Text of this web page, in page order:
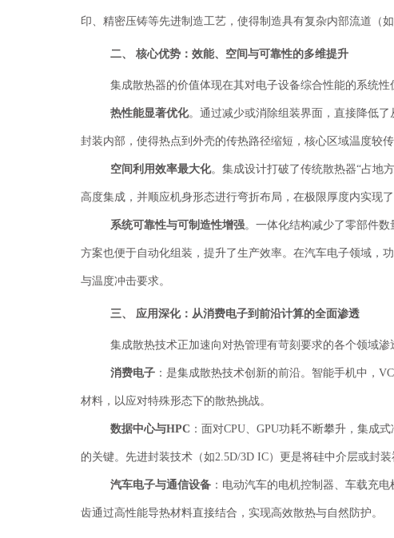
印、精密压铸等先进制造工艺，使得制造具有复杂内部流道（
二、 核心优势：效能、空间与可靠性的多维提升
集成散热器的价值体现在其对电子设备综合性能的系统性
热性能显著优化。通过减少或消除组装界面，直接降低
封装内部，使得热点到外壳的传热路径缩短，核心区域温度较
空间利用效率最大化。集成设计打破了传统散热器“占地
高度集成，并顺应机身形态进行弯折布局，在极限厚度内实现了
系统可靠性与可制造性增强。一体化结构减少了零部件
方案也便于自动化组装，提升了生产效率。在汽车电子领域，
与温度冲击要求。
三、 应用深化：从消费电子到前沿计算的全面渗透
集成散热技术正加速向对热管理有苛刻要求的各个领域渗
消费电子 ：是集成散热技术创新的前沿。智能手机中，
材料，以应对特殊形态下的散热挑战。
数据中心与HPC ：面对CPU、GPU功耗不断攀升，集成
的关键。先进封装技术（如2.5D/3D IC）更是将硅中介层或封
汽车电子与通信设备 ：电动汽车的电机控制器、车载充
齿通过高性能导热材料直接结合，实现高效散热与自然防护。